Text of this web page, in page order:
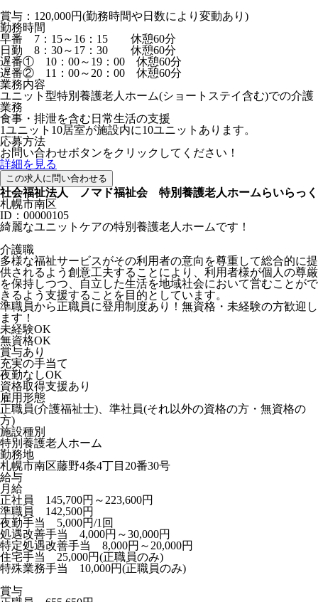
賞与：120,000円(勤務時間や日数により変動あり)
勤務時間
早番 7：15～16：15 休憩60分
日勤 8：30～17：30 休憩60分
遅番① 10：00～19：00 休憩60分
遅番② 11：00～20：00 休憩60分
業務内容
ユニット型特別養護老人ホーム(ショートステイ含む)での介護
業務
食事・排泄を含む日常生活の支援
1ユニット10居室が施設内に10ユニットあります。
応募方法
お問い合わせボタンをクリックしてください！
詳細を見る
この求人に問い合わせる
社会福祉法人 ノマド福祉会 特別養護老人ホームらいらっく
札幌市南区
ID：00000105
綺麗なユニットケアの特別養護老人ホームです！
介護職
多様な福祉サービスがその利用者の意向を尊重して総合的に提
供されるよう創意工夫することにより、利用者様が個人の尊厳
を保持しつつ、自立した生活を地域社会において営むことがで
きるよう支援することを目的としています。
準職員から正職員に登用制度あり！無資格・未経験の方歓迎し
ます！
未経験OK
無資格OK
賞与あり
充実の手当て
夜勤なしOK
資格取得支援あり
雇用形態
正職員(介護福祉士)、準社員(それ以外の資格の方・無資格の
方)
施設種別
特別養護老人ホーム
勤務地
札幌市南区藤野4条4丁目20番30号
給与
月給
正社員 145,700円～223,600円
準職員 142,500円
夜勤手当 5,000円/1回
処遇改善手当 4,000円～30,000円
特定処遇改善手当 8,000円～20,000円
住宅手当 25,000円(正職員のみ)
特殊業務手当 10,000円(正職員のみ)
賞与